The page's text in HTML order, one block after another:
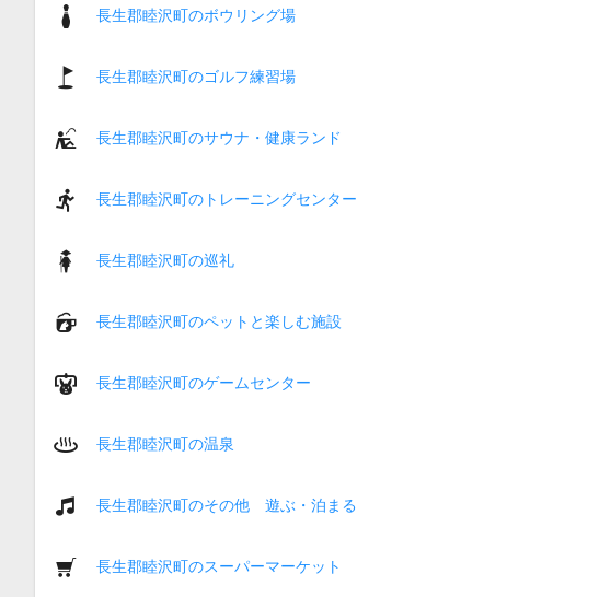
長生郡睦沢町のボウリング場
長生郡睦沢町のゴルフ練習場
長生郡睦沢町のサウナ・健康ランド
長生郡睦沢町のトレーニングセンター
長生郡睦沢町の巡礼
長生郡睦沢町のペットと楽しむ施設
長生郡睦沢町のゲームセンター
長生郡睦沢町の温泉
長生郡睦沢町のその他 遊ぶ・泊まる
長生郡睦沢町のスーパーマーケット